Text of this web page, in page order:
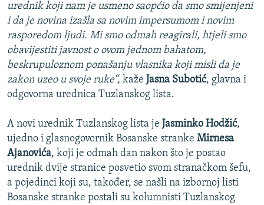
urednik koji nam je usmeno saopćio da smo smijenjeni
i da je novina izašla sa novim impersumom i novim
rasporedom ljudi. Mi smo odmah reagirali, htjeli smo
obavijestiti javnost o ovom jednom bahatom,
beskrupuloznom ponašanju vlasnika koji misli da je
zakon uzeo u svoje ruke“, kaže Jasna Subotić, glavna i
odgovorna urednica Tuzlanskog lista.
A novi urednik Tuzlanskog lista je Jasminko Hodžić,
ujedno i glasnogovornik Bosanske stranke Mirnesa
Ajanovića, koji je odmah dan nakon što je postao
urednik dvije stranice posvetio svom stranačkom šefu,
a pojedinci koji su, također, se našli na izbornoj listi
Bosanske stranke postali su kolumnisti Tuzlanskog